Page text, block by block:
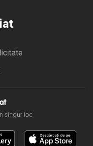
singur loc